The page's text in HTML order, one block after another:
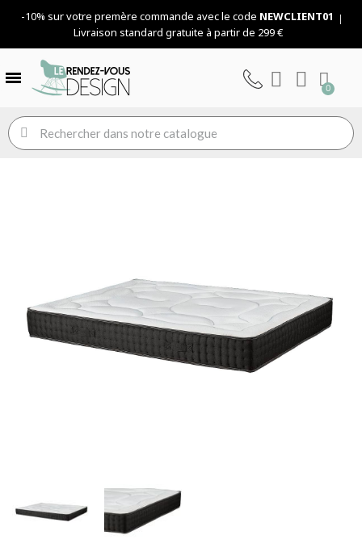
-10% sur votre premère commande avec le code NEWCLIENT01
Livraison standard gratuite à partir de 299 €